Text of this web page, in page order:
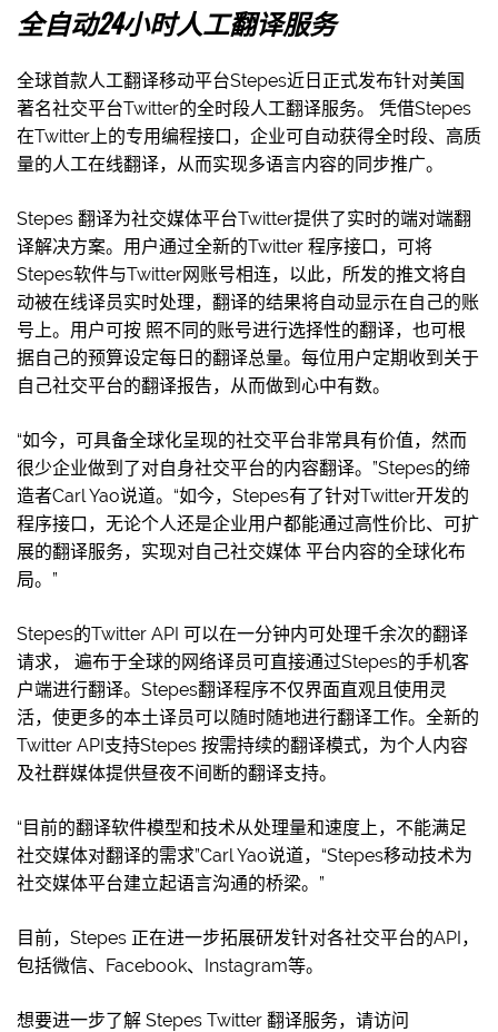
全自动24小时人工翻译服务
全球首款人工翻译移动平台Stepes近日正式发布针对美国
著名社交平台Twitter的全时段人工翻译服务。 凭借Stepes
在Twitter上的专用编程接口，企业可自动获得全时段、高质
量的人工在线翻译，从而实现多语言内容的同步推广。
Stepes 翻译为社交媒体平台Twitter提供了实时的端对端翻
译解决方案。用户通过全新的Twitter 程序接口，可将
Stepes软件与Twitter网账号相连，以此，所发的推文将自
动被在线译员实时处理，翻译的结果将自动显示在自己的账
号上。用户可按 照不同的账号进行选择性的翻译，也可根
据自己的预算设定每日的翻译总量。每位用户定期收到关于
自己社交平台的翻译报告，从而做到心中有数。
“如今，可具备全球化呈现的社交平台非常具有价值，然而
很少企业做到了对自身社交平台的内容翻译。”Stepes的缔
造者Carl Yao说道。“如今，Stepes有了针对Twitter开发的
程序接口，无论个人还是企业用户都能通过高性价比、可扩
展的翻译服务，实现对自己社交媒体 平台内容的全球化布
局。”
Stepes的Twitter API 可以在一分钟内可处理千余次的翻译
请求， 遍布于全球的网络译员可直接通过Stepes的手机客
户端进行翻译。Stepes翻译程序不仅界面直观且使用灵
活，使更多的本土译员可以随时随地进行翻译工作。全新的
Twitter API支持Stepes 按需持续的翻译模式，为个人内容
及社群媒体提供昼夜不间断的翻译支持。
“目前的翻译软件模型和技术从处理量和速度上，不能满足
社交媒体对翻译的需求”Carl Yao说道，“Stepes移动技术为
社交媒体平台建立起语言沟通的桥梁。”
目前，Stepes 正在进一步拓展研发针对各社交平台的API，
包括微信、Facebook、Instagram等。
想要进一步了解 Stepes Twitter 翻译服务，请访问